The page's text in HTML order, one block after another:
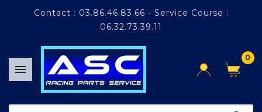
Contact : 03.86.46.83.66 - Service Course :
06.32.73.39.11

0